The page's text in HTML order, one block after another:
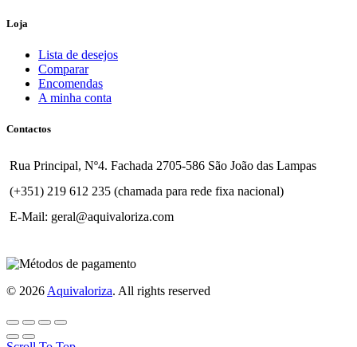
Loja
Lista de desejos
Comparar
Encomendas
A minha conta
Contactos
Rua Principal, Nº4. Fachada 2705-586 São João das Lampas
(+351) 219 612 235 (chamada para rede fixa nacional)
E-Mail: geral@aquivaloriza.com
© 2026 Aquivaloriza. All rights reserved